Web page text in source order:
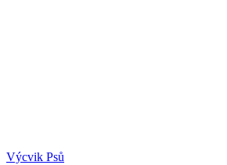
Výcvik Psů